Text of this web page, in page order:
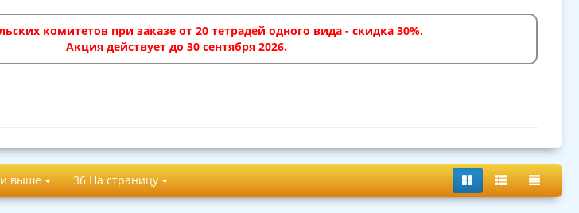
комитетов при заказе от 20 тетрадей одного вида - скидка 30%.
Акция действует до 30 сентября 2026.
выше 36 На страницу